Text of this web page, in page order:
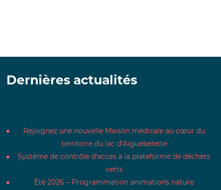
Dernières actualités
Rejoignez une nouvelle Maison médicale au cœur du
territoire du lac d’Aiguebelette
Système de contrôle d’acces à la plateforme de déchets
verts
Été 2026 – Programmation animations nature